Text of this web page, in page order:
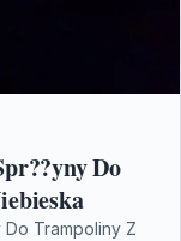
Do
Trampoliny Z